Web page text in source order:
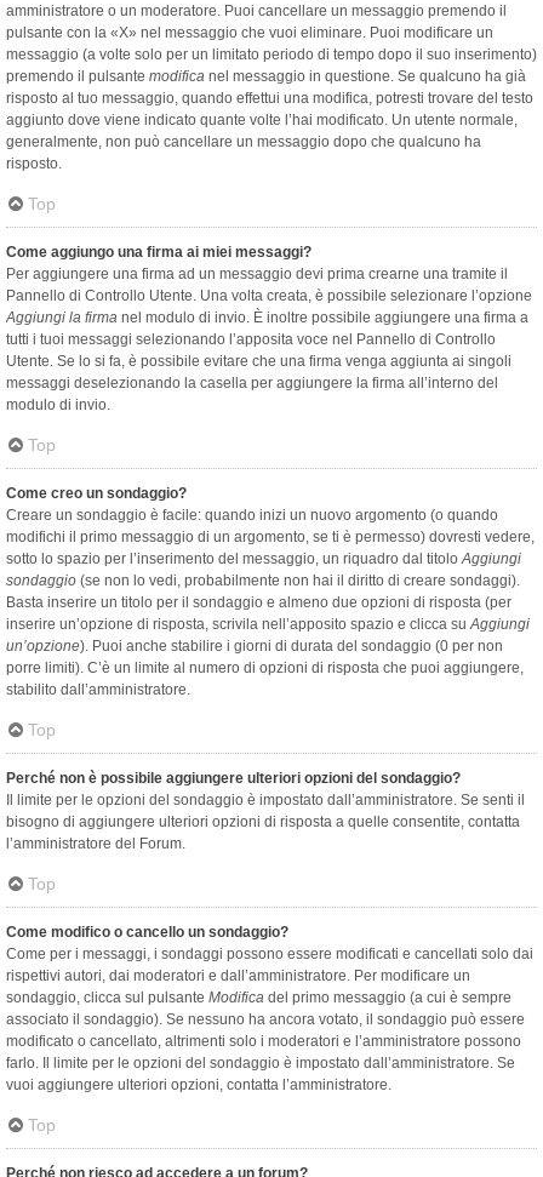
amministratore o un moderatore. Puoi cancellare un messaggio premendo il
pulsante con la «X» nel messaggio che vuoi eliminare. Puoi modificare un
messaggio (a volte solo per un limitato periodo di tempo dopo il suo inserimento)
premendo il pulsante modifica nel messaggio in questione. Se qualcuno ha già
risposto al tuo messaggio, quando effettui una modifica, potresti trovare del testo
aggiunto dove viene indicato quante volte l’hai modificato. Un utente normale,
generalmente, non può cancellare un messaggio dopo che qualcuno ha
risposto.
Top
Come aggiungo una firma ai miei messaggi?
Per aggiungere una firma ad un messaggio devi prima crearne una tramite il
Pannello di Controllo Utente. Una volta creata, è possibile selezionare l’opzione
Aggiungi la firma nel modulo di invio. È inoltre possibile aggiungere una firma a
tutti i tuoi messaggi selezionando l’apposita voce nel Pannello di Controllo
Utente. Se lo si fa, è possibile evitare che una firma venga aggiunta ai singoli
messaggi deselezionando la casella per aggiungere la firma all’interno del
modulo di invio.
Top
Come creo un sondaggio?
Creare un sondaggio è facile: quando inizi un nuovo argomento (o quando
modifichi il primo messaggio di un argomento, se ti è permesso) dovresti vedere,
sotto lo spazio per l’inserimento del messaggio, un riquadro dal titoloAggiungi
sondaggio (se non lo vedi, probabilmente non hai il diritto di creare sondaggi).
Basta inserire un titolo per il sondaggio e almeno due opzioni di risposta (per
inserire un’opzione di risposta, scrivila nell’apposito spazio e clicca suAggiungi
un’opzione). Puoi anche stabilire i giorni di durata del sondaggio (0 per non
porre limiti). C’è un limite al numero di opzioni di risposta che puoi aggiungere,
stabilito dall’amministratore.
Top
Perché non è possibile aggiungere ulteriori opzioni del sondaggio?
Il limite per le opzioni del sondaggio è impostato dall’amministratore. Se senti il
bisogno di aggiungere ulteriori opzioni di risposta a quelle consentite, contatta
l’amministratore del Forum.
Top
Come modifico o cancello un sondaggio?
Come per i messaggi, i sondaggi possono essere modificati e cancellati solo dai
rispettivi autori, dai moderatori e dall’amministratore. Per modificare un
sondaggio, clicca sul pulsante Modifica del primo messaggio (a cui è sempre
associato il sondaggio). Se nessuno ha ancora votato, il sondaggio può essere
modificato o cancellato, altrimenti solo i moderatori e l’amministratore possono
farlo. Il limite per le opzioni del sondaggio è impostato dall’amministratore. Se
vuoi aggiungere ulteriori opzioni, contatta l’amministratore.
Top
Perché non riesco ad accedere a un forum?